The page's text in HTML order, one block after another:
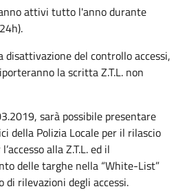
attivi tutto l'anno durante
disattivazione del controllo accessi,
la scritta Z.T.L. non
sarà possibile presentare
della Polizia Locale per il rilascio
alla Z.T.L. ed il
delle targhe nella “White-List”
rilevazioni degli accessi.